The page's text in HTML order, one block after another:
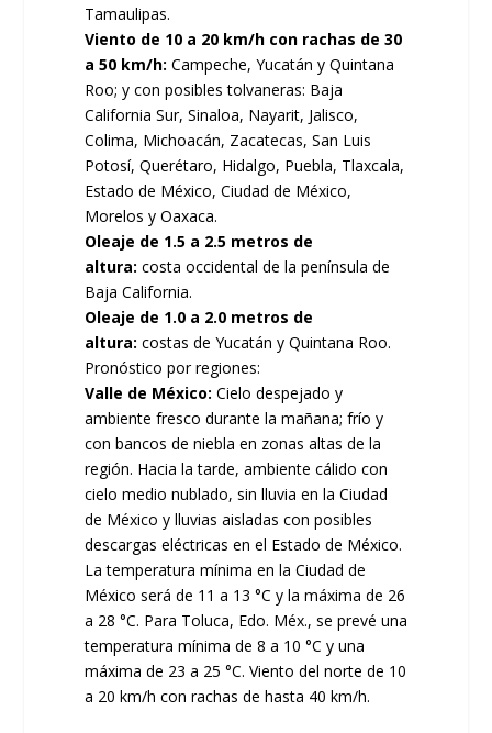
Tamaulipas.
Viento de 10 a 20 km/h con rachas de 30
a 50 km/h: Campeche, Yucatán y Quintana
Roo; y con posibles tolvaneras: Baja
California Sur, Sinaloa, Nayarit, Jalisco,
Colima, Michoacán, Zacatecas, San Luis
Potosí, Querétaro, Hidalgo, Puebla, Tlaxcala,
Estado de México, Ciudad de México,
Morelos y Oaxaca.
Oleaje de 1.5 a 2.5 metros de
altura: costa occidental de la península de
Baja California.
Oleaje de 1.0 a 2.0 metros de
altura: costas de Yucatán y Quintana Roo.
Pronóstico por regiones:
Valle de México: Cielo despejado y
ambiente fresco durante la mañana; frío y
con bancos de niebla en zonas altas de la
región. Hacia la tarde, ambiente cálido con
cielo medio nublado, sin lluvia en la Ciudad
de México y lluvias aisladas con posibles
descargas eléctricas en el Estado de México.
La temperatura mínima en la Ciudad de
México será de 11 a 13 °C y la máxima de 26
a 28 °C. Para Toluca, Edo. Méx., se prevé una
temperatura mínima de 8 a 10 °C y una
máxima de 23 a 25 °C. Viento del norte de 10
a 20 km/h con rachas de hasta 40 km/h.